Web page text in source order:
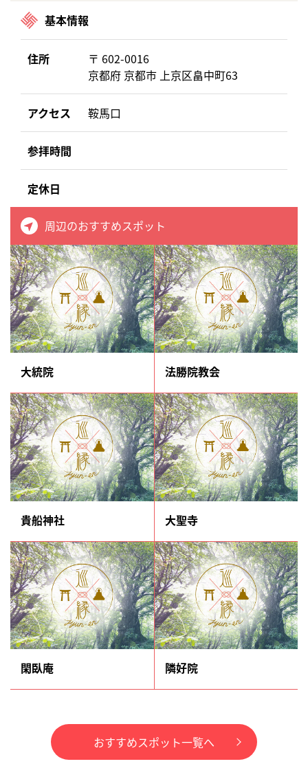
基本情報
住所
〒 602-0016
京都府 京都市 上京区畠中町63
アクセス 鞍馬口
参拝時間
定休日
周辺のおすすめスポット
大統院 法勝院教会
貴船神社 大聖寺
閑臥庵 隣好院
おすすめスポット一覧へ